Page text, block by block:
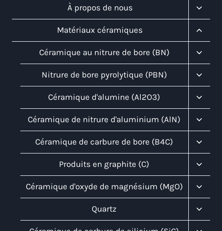
À propos de nous
Child
Menu
Matériaux céramiques
Child
Menu
Céramique au nitrure de bore (BN)
Child
Menu
Nitrure de bore pyrolytique (PBN)
Child
Menu
Céramique d'alumine (Al2O3)
Child
Menu
Céramique de nitrure d'aluminium (AlN)
Child
Menu
Céramique de carbure de bore (B4C)
Child
Menu
Produits en graphite (C)
Child
Menu
Céramique d'oxyde de magnésium (MgO)
Child
Menu
Quartz
Child
Menu